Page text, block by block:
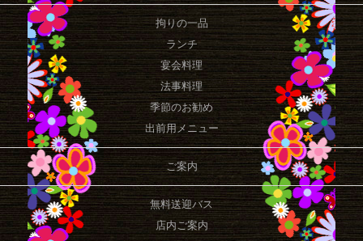
拘りの一品
ランチ
宴会料理
法事料理
季節のお勧め
出前用メニュー
ご案内
無料送迎バス
店内ご案内